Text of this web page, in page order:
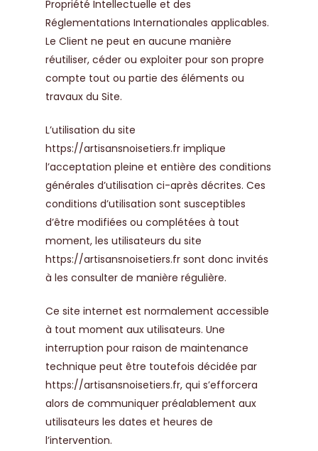
Propriété Intellectuelle et des
Réglementations Internationales applicables.
Le Client ne peut en aucune manière
réutiliser, céder ou exploiter pour son propre
compte tout ou partie des éléments ou
travaux du Site.
L’utilisation du site
https://artisansnoisetiers.fr implique
l’acceptation pleine et entière des conditions
générales d’utilisation ci-après décrites. Ces
conditions d’utilisation sont susceptibles
d’être modifiées ou complétées à tout
moment, les utilisateurs du site
https://artisansnoisetiers.fr sont donc invités
à les consulter de manière régulière.
Ce site internet est normalement accessible
à tout moment aux utilisateurs. Une
interruption pour raison de maintenance
technique peut être toutefois décidée par
https://artisansnoisetiers.fr, qui s’efforcera
alors de communiquer préalablement aux
utilisateurs les dates et heures de
l’intervention.